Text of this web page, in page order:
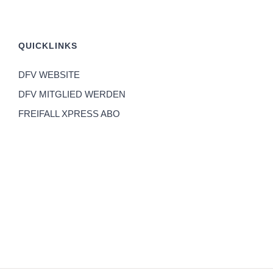
QUICKLINKS
DFV WEBSITE
DFV MITGLIED WERDEN
FREIFALL XPRESS ABO